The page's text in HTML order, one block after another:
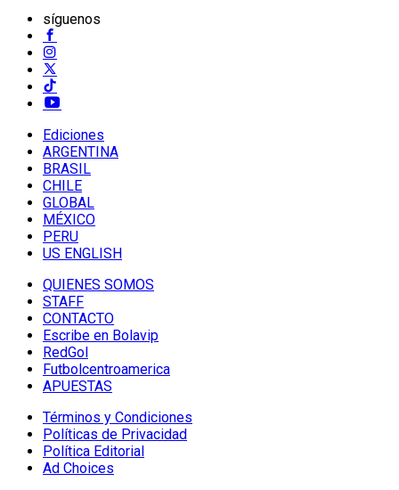
síguenos
Ediciones
ARGENTINA
BRASIL
CHILE
GLOBAL
MÉXICO
PERU
US ENGLISH
QUIENES SOMOS
STAFF
CONTACTO
Escribe en Bolavip
RedGol
Futbolcentroamerica
APUESTAS
Términos y Condiciones
Políticas de Privacidad
Política Editorial
Ad Choices